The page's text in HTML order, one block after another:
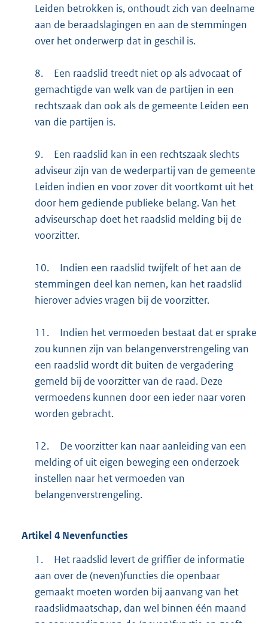
Leiden betrokken is, onthoudt zich van deelname
aan de beraadslagingen en aan de stemmingen
over het onderwerp dat in geschil is.
8.
Een raadslid treedt niet op als advocaat of
gemachtigde van welk van de partijen in een
rechtszaak dan ook als de gemeente Leiden een
van die partijen is.
9.
Een raadslid kan in een rechtszaak slechts
adviseur zijn van de wederpartij van de gemeente
Leiden indien en voor zover dit voortkomt uit het
door hem gediende publieke belang. Van het
adviseurschap doet het raadslid melding bij de
voorzitter.
10.
Indien een raadslid twijfelt of het aan de
stemmingen deel kan nemen, kan het raadslid
hierover advies vragen bij de voorzitter.
11.
Indien het vermoeden bestaat dat er sprake
zou kunnen zijn van belangenverstrengeling van
een raadslid wordt dit buiten de vergadering
gemeld bij de voorzitter van de raad. Deze
vermoedens kunnen door een ieder naar voren
worden gebracht.
12.
De voorzitter kan naar aanleiding van een
melding of uit eigen beweging een onderzoek
instellen naar het vermoeden van
belangenverstrengeling.
Artikel 4 Nevenfuncties
1.
Het raadslid levert de griffier de informatie
aan over de (neven)functies die openbaar
gemaakt moeten worden bij aanvang van het
raadslidmaatschap, dan wel binnen één maand